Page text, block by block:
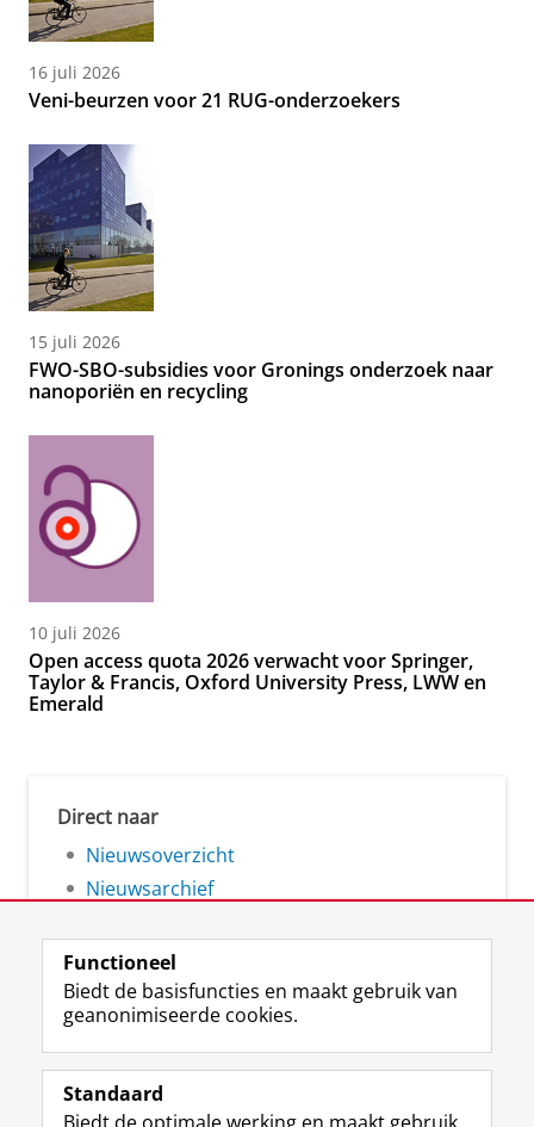
16 juli 2026
Veni-beurzen voor 21 RUG-onderzoekers
15 juli 2026
FWO-SBO-subsidies voor Gronings onderzoek naar
nanoporiën en recycling
10 juli 2026
Open access quota 2026 verwacht voor Springer,
Taylor & Francis, Oxford University Press, LWW en
Emerald
Direct naar
Nieuwsoverzicht
Nieuwsarchief
Volg de RUG
F
a
L
i
R
S
I
n
Y
o
Functioneel
Biedt de basisfuncties en maakt gebruik van
geanonimiseerde cookies.
Standaard